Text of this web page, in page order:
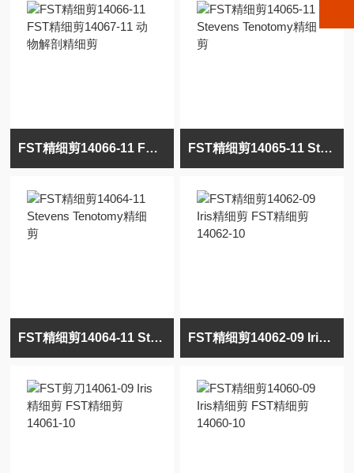
FST精细剪14066-11 FST精细剪14067-11 动物解剖精细剪 FST精细剪14065-11 Stevens Tenotomy精细剪
FST精细剪14064-11 Stevens Tenotomy精细剪 FST精细剪14062-09 Iris精细剪 FST精细剪14062-10